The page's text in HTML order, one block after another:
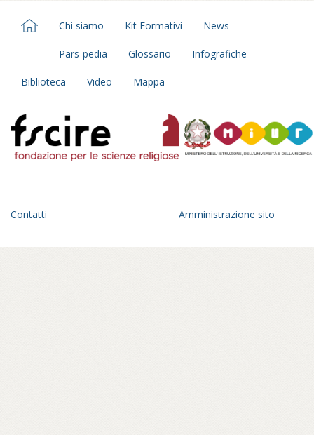
Chi siamo Kit Formativi News
Pars-pedia Glossario Infografiche
Biblioteca Video Mappa
Contatti Amministrazione sito